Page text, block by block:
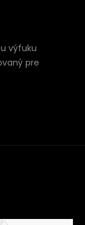
výfuku
pre